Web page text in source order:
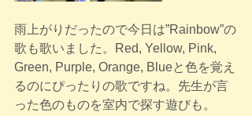
雨上がりだったので今日は”Rainbow”の
歌も歌いました。Red, Yellow, Pink,
Green, Purple, Orange, Blueと色を覚え
るのにぴったりの歌ですね。先生が言
った色のものを室内で探す遊びも。